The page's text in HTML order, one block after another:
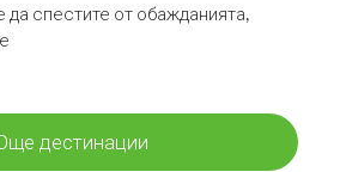
спестите от обажданията,
дестинации